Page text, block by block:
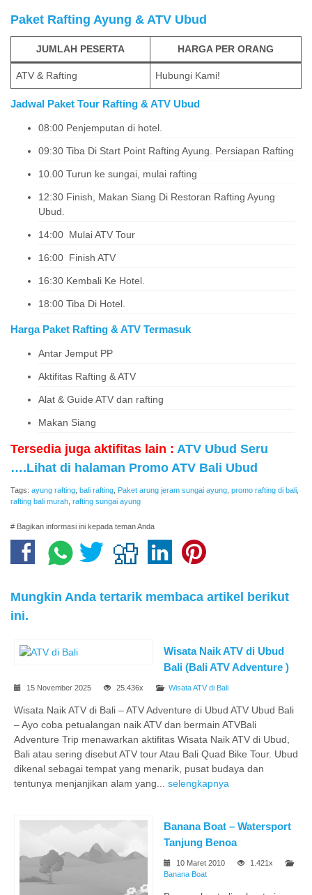
Paket Rafting Ayung & ATV Ubud
JUMLAH PESERTA HARGA PER ORANG
ATV & Rafting Hubungi Kami!
Jadwal Paket Tour Rafting & ATV Ubud
08:00 Penjemputan di hotel.
09:30 Tiba Di Start Point Rafting Ayung. Persiapan Rafting
10.00 Turun ke sungai, mulai rafting
12:30 Finish, Makan Siang Di Restoran Rafting Ayung
Ubud.
14:00 Mulai ATV Tour
16:00 Finish ATV
16:30 Kembali Ke Hotel.
18:00 Tiba Di Hotel.
Harga Paket Rafting & ATV Termasuk
Antar Jemput PP
Aktifitas Rafting & ATV
Alat & Guide ATV dan rafting
Makan Siang
Tersedia juga aktifitas lain : ATV Ubud Seru
….Lihat di halaman Promo ATV Bali Ubud
Tags: ayung rafting bali rafting Paket arung jeram sungai ayung promo rafting di bali
rafting bali murah rafting sungai ayung
# Bagikan informasi ini kepada teman Anda
Mungkin Anda tertarik membaca artikel berikut
ini.
Wisata Naik ATV di Ubud
Bali (Bali ATV Adventure )
15 November 2025 25.436x Wisata ATV di Bali
Wisata Naik ATV di Bali – ATV Adventure di Ubud ATV Ubud Bali
– Ayo coba petualangan naik ATV dan bermain ATVBali
Adventure Trip menawarkan aktifitas Wisata Naik ATV di Ubud,
Bali atau sering disebut ATV tour Atau Bali Quad Bike Tour. Ubud
dikenal sebagai tempat yang menarik, pusat budaya dan
tentunya menjanjikan alam yang... selengkapnya
Banana Boat – Watersport
Tanjung Benoa
10 Maret 2010
1.421x
Banana Boat